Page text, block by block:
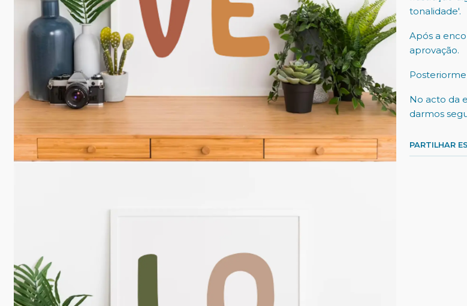
tonalidade'.
Após a
aprovação.
No acto da
darmos
PARTILHAR